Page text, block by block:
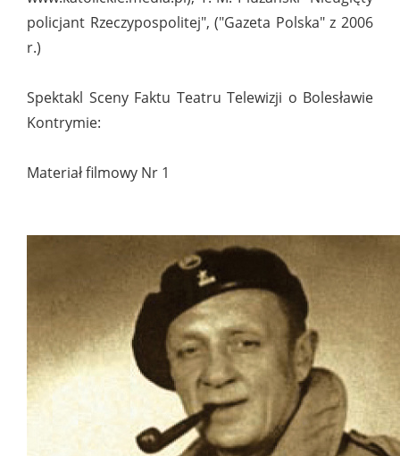
policjant Rzeczypospolitej", ("Gazeta Polska" z 2006
r.)
Spektakl Sceny Faktu Teatru Telewizji o Bolesławie
Kontrymie:
Materiał filmowy Nr 1